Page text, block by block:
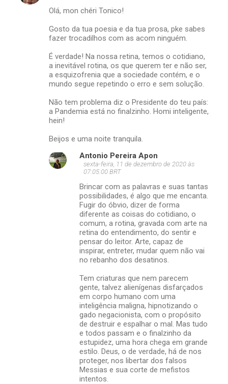
Olá, mon chéri Tonico!
Gosto da tua poesia e da tua prosa, pke sabes
fazer trocadilhos com as acom ninguém.
É verdade! Na nossa retina, temos o cotidiano,
a inevitável rotina, os que querem ter e não ser,
a esquizofrenia que a sociedade contém, e o
mundo segue repetindo o erro e sem solução.
Não tem problema diz o Presidente do teu país:
a Pandemia está no finalzinho. Homi inteligente,
hein!
Beijos e uma noite tranquila.
Antonio Pereira Apon
sexta-feira, 11 de dezembro de 2020 às
07:05:00 BRT
Brincar com as palavras e suas tantas
possibilidades, é algo que me encanta.
Fugir do óbvio, dizer de forma
diferente as coisas do cotidiano, o
comum, a rotina, gravada com arte na
retina do entendimento, do sentir e
pensar do leitor. Arte, capaz de
inspirar, entreter, mudar quem não vai
no rebanho dos desatinos.
Tem criaturas que nem parecem
gente, talvez alienígenas disfarçados
em corpo humano com uma
inteligência maligna, hipnotizando o
gado negacionista, com o propósito
de destruir e espalhar o mal. Mas tudo
e todos passam e o finalzinho da
estupidez, uma hora chega em grande
estilo. Deus, o de verdade, há de nos
proteger, nos libertar dos falsos
Messias e sua corte de mefistos
intentos.